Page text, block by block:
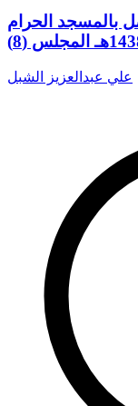
بالمسجد الحرام
المجلس (8)
علي عبدالعزيز الشبل